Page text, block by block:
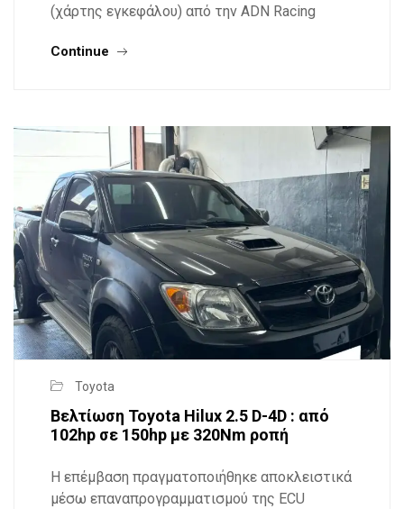
(χάρτης εγκεφάλου) από την ADN Racing
Continue
Toyota
Βελτίωση Toyota Hilux 2.5 D-4D : από
102hp σε 150hp με 320Nm ροπή
Η επέμβαση πραγματοποιήθηκε αποκλειστικά
μέσω επαναπρογραμματισμού της ECU